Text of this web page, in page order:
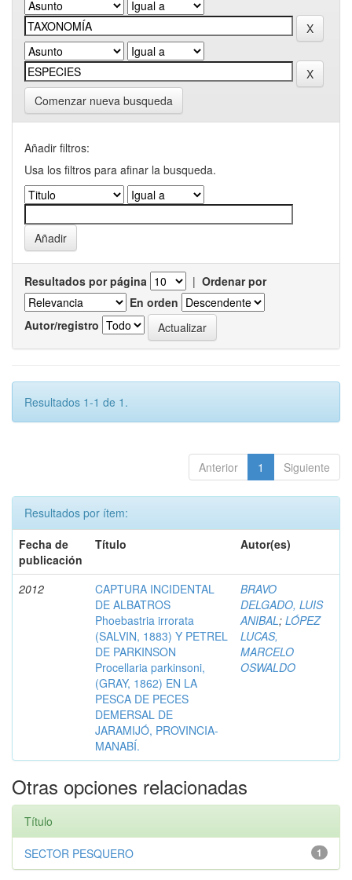
Comenzar nueva busqueda
Añadir filtros:
Usa los filtros para afinar la busqueda.
Resultados por página | Ordenar por
En orden
Autor/registro
Resultados 1-1 de 1.
Anterior 1 Siguiente
Resultados por ítem:
Fecha de
publicación
Título Autor(es)
2012
CAPTURA INCIDENTAL
DE ALBATROS
Phoebastria irrorata
(SALVIN, 1883) Y PETREL
DE PARKINSON
Procellaria parkinsoni,
(GRAY, 1862) EN LA
PESCA DE PECES
DEMERSAL DE
JARAMIJÓ, PROVINCIA-
MANABÍ.
BRAVO
DELGADO, LUIS
ANIBAL; LÓPEZ
LUCAS,
MARCELO
OSWALDO
Otras opciones relacionadas
Título
1
SECTOR PESQUERO